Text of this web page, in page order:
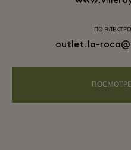
ПО
outlet.la-